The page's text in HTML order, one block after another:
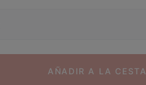
AÑADIR A LA CESTA